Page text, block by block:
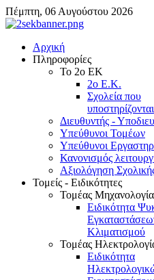
Πέμπτη, 06 Αυγούστου 2026
Αρχική
Πληροφορίες
Το 2ο ΕΚ
2ο Ε.Κ.
Σχολεία που
υποστηρίζονται
Διευθυντής -
Υπεύθυνοι Τομέων
Υπεύθυνοι
Κανονισμός
Αξιολόγηση
Τομείς - Ειδικότητες
Τομέας
Ειδικότητα
Κλιματισμού
Τομέας
Ειδικότητα